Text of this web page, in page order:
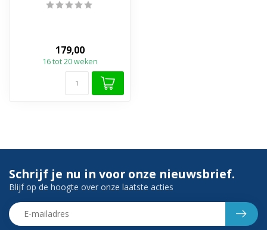
179,00
16 tot 20 weken
Schrijf je nu in voor onze nieuwsbrief.
Blijf op de hoogte over onze laatste acties